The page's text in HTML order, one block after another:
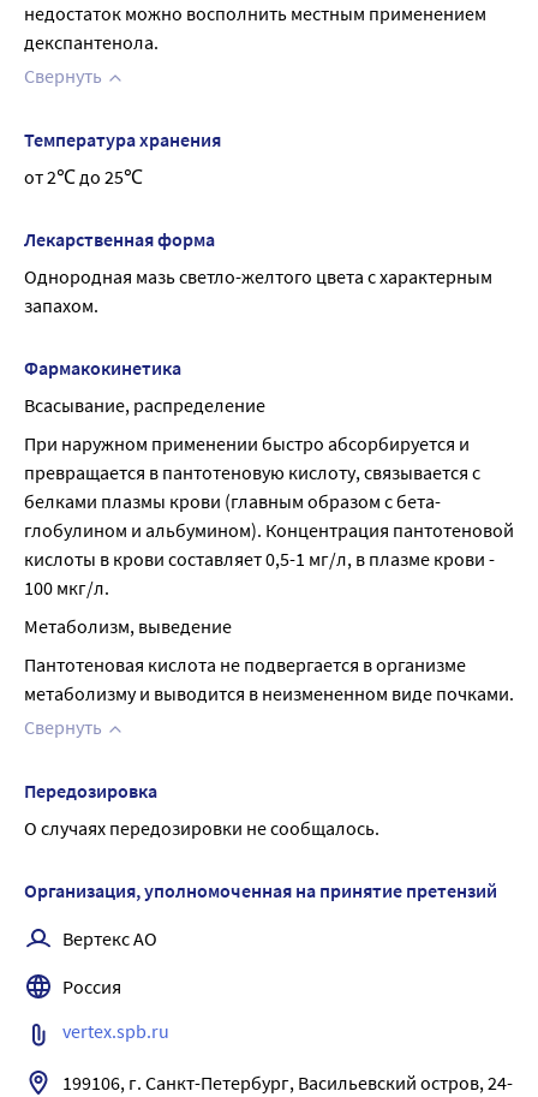
недостаток можно восполнить местным применением
декспантенола.
Свернуть
Температура хранения
от 2℃ до 25℃
Лекарственная форма
Однородная мазь светло-желтого цвета с характерным
запахом.
Фармакокинетика
Всасывание, распределение
При наружном применении быстро абсорбируется и
превращается в пантотеновую кислоту, связывается с
белками плазмы крови (главным образом с бета-
глобулином и альбумином). Концентрация пантотеновой
кислоты в крови составляет 0,5-1 мг/л, в плазме крови -
100 мкг/л.
Метаболизм, выведение
Пантотеновая кислота не подвергается в организме
метаболизму и выводится в неизмененном виде почками.
Свернуть
Передозировка
О случаях передозировки не сообщалось.
Организация, уполномоченная на принятие претензий
Вертекс АО
Россия
vertex.spb.ru
199106, г. Санкт-Петербург, Васильевский остров, 24-